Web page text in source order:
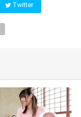
Twitter